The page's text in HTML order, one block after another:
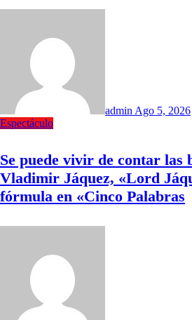
admin Ago 5, 2026
Espectáculo
Se puede vivir de contar las
Vladimir Jáquez, «Lord
fórmula en «Cinco Palabras